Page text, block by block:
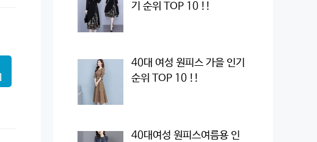
기 순위 TOP 10 !!
40대 여성 원피스 가을 인기
순위 TOP 10 !!
40대여성 원피스여름용 인